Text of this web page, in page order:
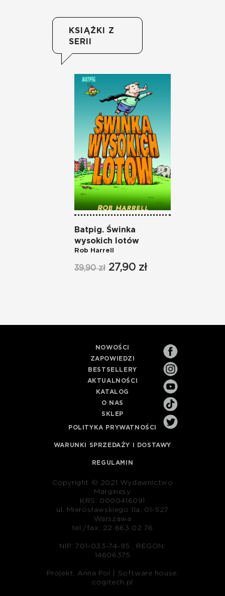
KSIĄŻKI Z
SERII
Batpig. Świnka
wysokich lotów
Rob Harrell
39,90 zł 27,90 zł
NOWOŚCI
ZAPOWIEDZI
BESTSELLERY
AKTUALNOŚCI
KATALOG
O NAS
SKLEP
POLITYKA PRYWATNOŚCI
WARUNKI SPRZEDAŻY I DOSTAWY
REGULAMIN
Copyright © 2021 Wydawnictwo
Marginesy
KRS: 0000416091
ul. Mierosławskiego 11a, 01-527
Warszawa
tel./fax. 22 663 02 76
NIP: 701-033-74-95 , REGON:
14606375
Projekt: Anna Pol |
Software house:
cogitech.pl